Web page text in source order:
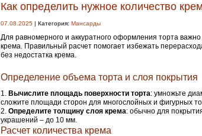
Как определить нужное количество
07.08.2025 | Категория: Мансарды
Для равномерного и аккуратного оформления торта
крема. Правильный расчет помогает избежать
без недостатка крема.
Определение объема торта и слоя покрытия
Вычислите площадь поверхности торта: умножьте
сложите площади сторон для многослойных и фигурных
Определите толщину слоя крема: обычно для
украшений – до 10 мм.
Расчет количества крема